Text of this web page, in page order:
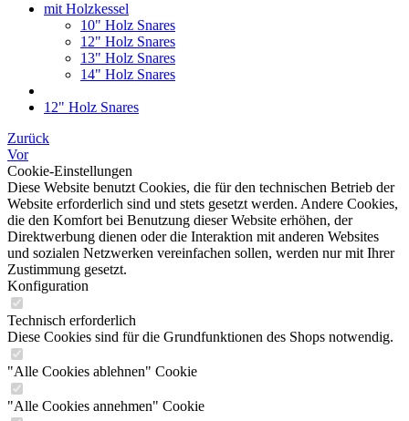
mit Holzkessel
10" Holz Snares
12" Holz Snares
13" Holz Snares
14" Holz Snares
12" Holz Snares
Zurück
Vor
Cookie-Einstellungen
Diese Website benutzt Cookies, die für den technischen Betrieb der
Website erforderlich sind und stets gesetzt werden. Andere Cookies,
die den Komfort bei Benutzung dieser Website erhöhen, der
Direktwerbung dienen oder die Interaktion mit anderen Websites
und sozialen Netzwerken vereinfachen sollen, werden nur mit Ihrer
Zustimmung gesetzt.
Konfiguration
Technisch erforderlich
Diese Cookies sind für die Grundfunktionen des Shops notwendig.
"Alle Cookies ablehnen" Cookie
"Alle Cookies annehmen" Cookie